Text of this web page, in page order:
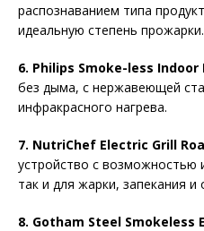
распознаванием типа
идеальную степень прожарки.
6. Philips Smoke-less Indoor
без дыма, с нержавеющей
инфракрасного нагрева.
7. NutriChef Electric Grill
устройство с возможностью
так и для жарки, запекания и
8. Gotham Steel Smokeless